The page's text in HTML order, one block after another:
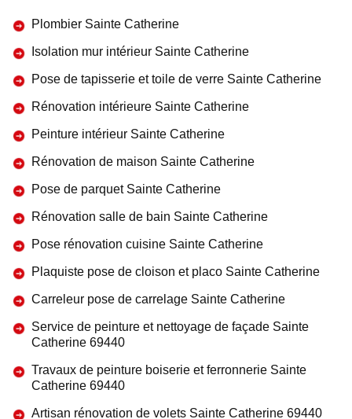
Plombier Sainte Catherine
Isolation mur intérieur Sainte Catherine
Pose de tapisserie et toile de verre Sainte Catherine
Rénovation intérieure Sainte Catherine
Peinture intérieur Sainte Catherine
Rénovation de maison Sainte Catherine
Pose de parquet Sainte Catherine
Rénovation salle de bain Sainte Catherine
Pose rénovation cuisine Sainte Catherine
Plaquiste pose de cloison et placo Sainte Catherine
Carreleur pose de carrelage Sainte Catherine
Service de peinture et nettoyage de façade Sainte
Catherine 69440
Travaux de peinture boiserie et ferronnerie Sainte
Catherine 69440
Artisan rénovation de volets Sainte Catherine 69440